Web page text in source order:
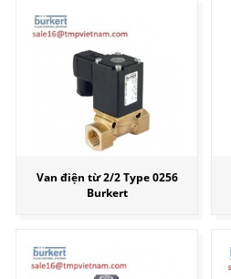
Van điện từ 2/2 Type 0256
Burkert